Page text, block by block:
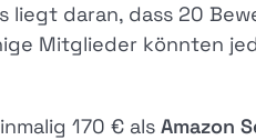
liegt daran, dass 20
Mitglieder könnten
170 € als Amazon